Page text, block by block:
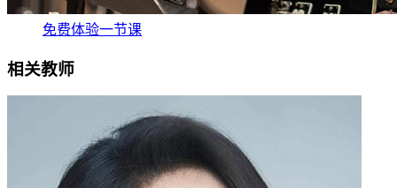
免费体验一节课
相关教师